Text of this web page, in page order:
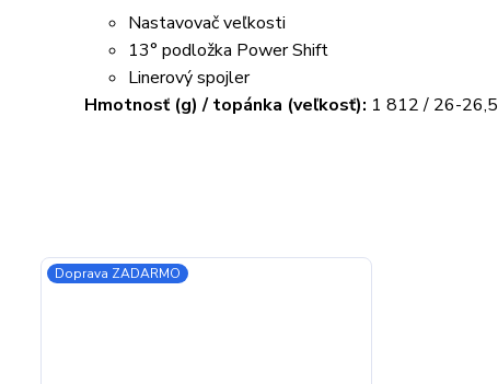
Nastavovač veľkosti
13° podložka Power Shift
Linerový spojler
Hmotnosť (g) / topánka (veľkosť): 1 812 / 26-26,5
Doprava ZADARMO